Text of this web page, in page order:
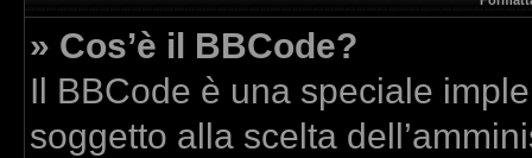
» Cos’è il BBCode?
Il BBCode è una speciale
soggetto alla scelta